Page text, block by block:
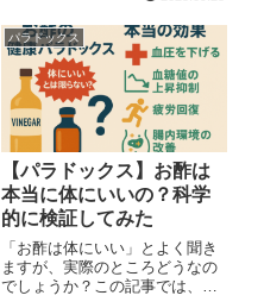
パラドックス
【パラドックス】お酢は
本当に体にいいの？科学
的に検証してみた
「お酢は体にいい」とよく聞き
ますが、実際のところどうなの
でしょうか？この記事では、お